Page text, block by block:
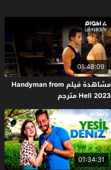
01:48:09
مشاهدة فيلم Handyman from
Hell 2023 مترجم
01:34:31